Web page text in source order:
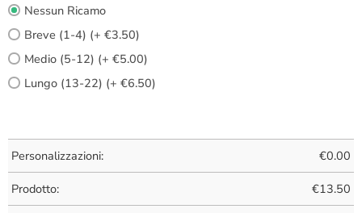
Nessun Ricamo
Breve (1-4) (+ €3.50)
Medio (5-12) (+ €5.00)
Lungo (13-22) (+ €6.50)
Personalizzazioni: €0.00
Prodotto: €13.50